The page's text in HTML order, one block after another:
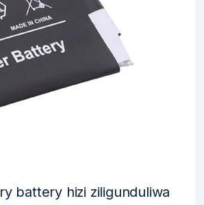
battery hizi ziligunduliwa